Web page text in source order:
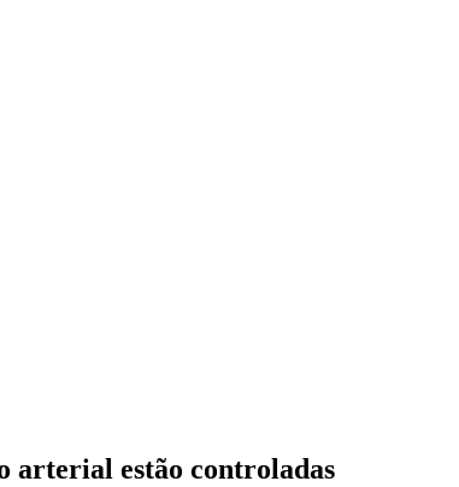
arterial estão controladas